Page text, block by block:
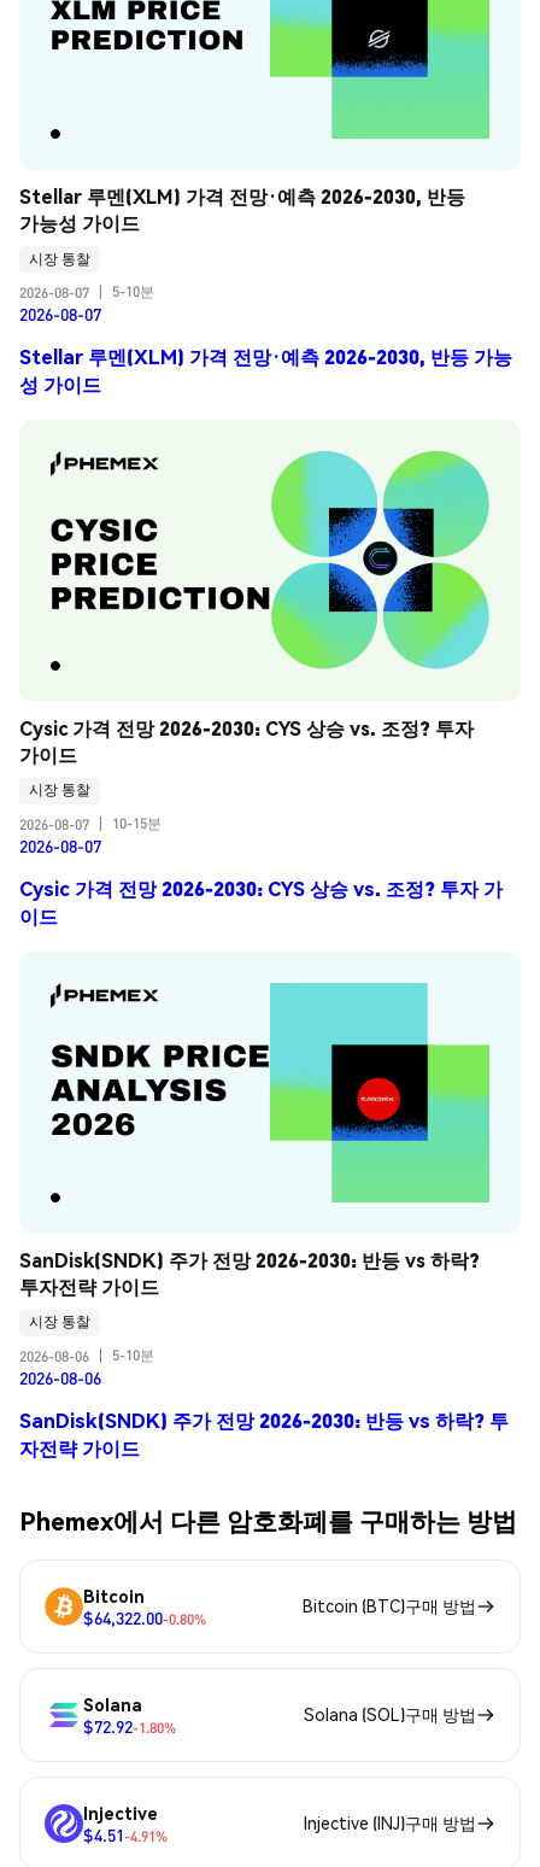
Stellar 루멘(XLM) 가격 전망·예측 2026-2030, 반등
가능성 가이드
시장 통찰
2026-08-07
5-10분
2026-08-07
Stellar 루멘(XLM) 가격 전망·예측 2026-2030, 반등 가능
성 가이드
Cysic 가격 전망 2026-2030: CYS 상승 vs. 조정? 투자
가이드
시장 통찰
2026-08-07
10-15분
2026-08-07
Cysic 가격 전망 2026-2030: CYS 상승 vs. 조정? 투자 가
이드
SanDisk(SNDK) 주가 전망 2026-2030: 반등 vs 하락?
투자전략 가이드
시장 통찰
2026-08-06
5-10분
2026-08-06
SanDisk(SNDK) 주가 전망 2026-2030: 반등 vs 하락? 투
자전략 가이드
Phemex에서 다른 암호화폐를 구매하는 방법
Bitcoin
$64,322.00-0.80%
Bitcoin (BTC)구매 방법
Solana
$72.92-1.80%
Solana (SOL)구매 방법
Injective
$4.51-4.91%
Injective (INJ)구매 방법